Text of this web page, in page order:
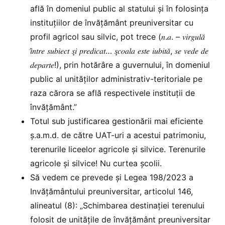
află în domeniul public al statului şi în folosinţa
instituţiilor de învăţământ preuniversitar cu
profil agricol sau silvic, pot trece (𝑛.𝑎. – 𝑣𝑖𝑟𝑔𝑢𝑙𝑎̆
𝑖̂𝑛𝑡𝑟𝑒 𝑠𝑢𝑏𝑖𝑒𝑐𝑡 𝑠̧𝑖 𝑝𝑟𝑒𝑑𝑖𝑐𝑎𝑡… 𝑠̧𝑐𝑜𝑎𝑙𝑎 𝑒𝑠𝑡𝑒 𝑖𝑢𝑏𝑖𝑡𝑎̆, 𝑠𝑒 𝑣𝑒𝑑𝑒 𝑑𝑒
𝑑𝑒𝑝𝑎𝑟𝑡𝑒!), prin hotărâre a guvernului, în domeniul
public al unităţilor administrativ-teritoriale pe
raza cărora se află respectivele instituţii de
învăţământ.”
Totul sub justificarea gestionării mai eficiente
ş.a.m.d. de către UAT-uri a acestui patrimoniu,
terenurile liceelor agricole şi silvice. Terenurile
agricole şi silvice! Nu curtea şcolii.
Să vedem ce prevede şi Legea 198/2023 a
Invăţământului preuniversitar, articolul 146,
alineatul (8): „Schimbarea destinației terenului
folosit de unitățile de învățământ preuniversitar